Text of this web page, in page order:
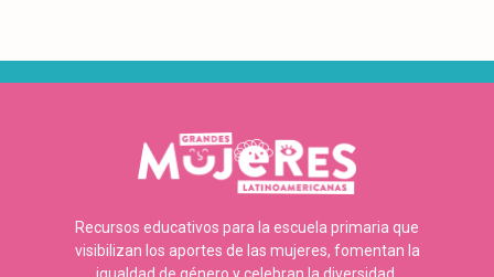
Recursos educativos para la escuela primaria que
visibilizan los aportes de las mujeres, fomentan la
igualdad de género y celebran la diversidad.